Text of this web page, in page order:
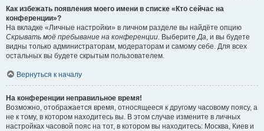
Как избежать появления моего имени в списке «Кто сейчас на
конференции»?
На вкладке «Личные настройки» в личном разделе вы найдёте опцию
Скрывать моё пребывание на конференции. ВыберитеДа, и вы будете
видны только администраторам, модераторам и самому себе. Для всех
остальных вы будете скрытым пользователем.
Вернуться к началу
На конференции неправильное время!
Возможно, отображается время, относящееся к другому часовому поясу, а
не к тому, в котором находитесь вы. В этом случае измените в личных
настройках часовой пояс на тот, в котором вы находитесь: Москва, Киев и